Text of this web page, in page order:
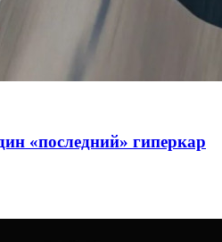
«последний» гиперкар